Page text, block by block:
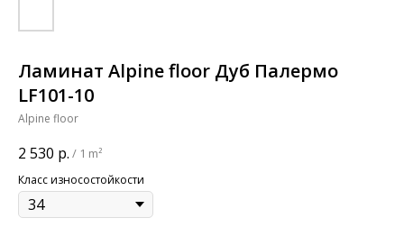
Ламинат Alpine floor Дуб Палермо
LF101-10
Alpine floor
2 530 р. / 1 m²
Класс износостойкости